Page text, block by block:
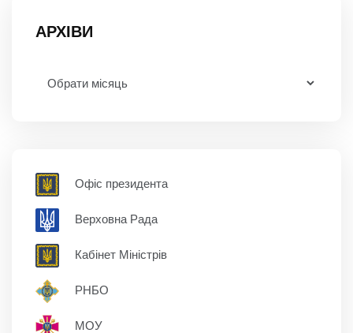
АРХІВИ
Офіс президента
Верховна Рада
Кабінет Міністрів
РНБО
МОУ